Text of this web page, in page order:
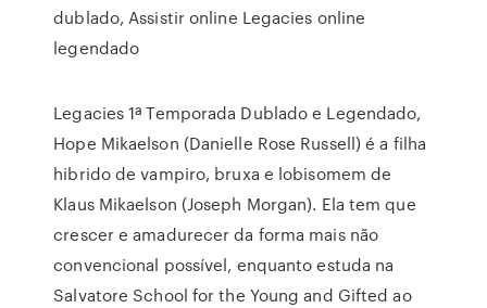
dublado, Assistir online Legacies online
legendado
Legacies 1ª Temporada Dublado e Legendado,
Hope Mikaelson (Danielle Rose Russell) é a filha
hibrido de vampiro, bruxa e lobisomem de
Klaus Mikaelson (Joseph Morgan). Ela tem que
crescer e amadurecer da forma mais não
convencional possível, enquanto estuda na
Salvatore School for the Young and Gifted ao